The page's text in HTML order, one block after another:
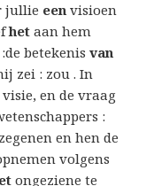
jullie een visioen
het aan hem
:de betekenisvan
zei : zou . In
visie, en de vraag
:
en hen de
volgens
ongeziene te